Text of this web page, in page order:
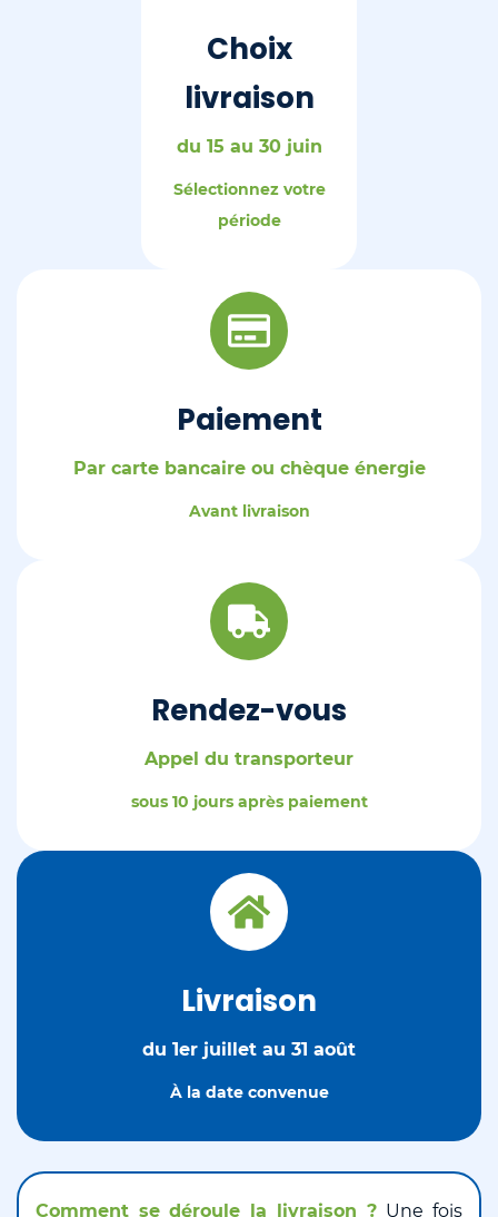
Choix
livraison
du 15 au 30 juin
Sélectionnez votre
période
Paiement
Par carte bancaire ou chèque énergie
Avant livraison
Rendez-vous
Appel du transporteur
sous 10 jours après paiement
Livraison
du 1er juillet au 31 août
À la date convenue
Comment se déroule la livraison ? Une fois